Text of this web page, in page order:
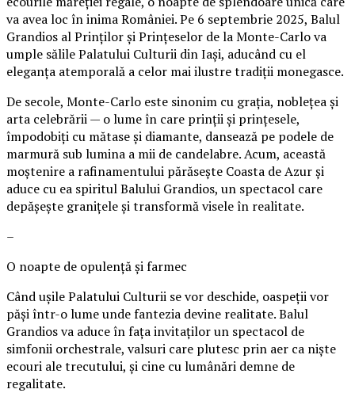
va avea loc în inima României. Pe 6 septembrie 2025, Balul
Grandios al Prinților și Prințeselor de la Monte-Carlo va
umple sălile Palatului Culturii din Iași, aducând cu el
eleganța atemporală a celor mai ilustre tradiții monegasce.
De secole, Monte-Carlo este sinonim cu grația, noblețea și
arta celebrării — o lume în care prinții și prințesele,
împodobiți cu mătase și diamante, dansează pe podele de
marmură sub lumina a mii de candelabre. Acum, această
moștenire a rafinamentului părăsește Coasta de Azur și
aduce cu ea spiritul Balului Grandios, un spectacol care
depășește granițele și transformă visele în realitate.
–
O noapte de opulență și farmec
Când ușile Palatului Culturii se vor deschide, oaspeții vor
păși într-o lume unde fantezia devine realitate. Balul
Grandios va aduce în fața invitaților un spectacol de
simfonii orchestrale, valsuri care plutesc prin aer ca niște
ecouri ale trecutului, și cine cu lumânări demne de
regalitate.